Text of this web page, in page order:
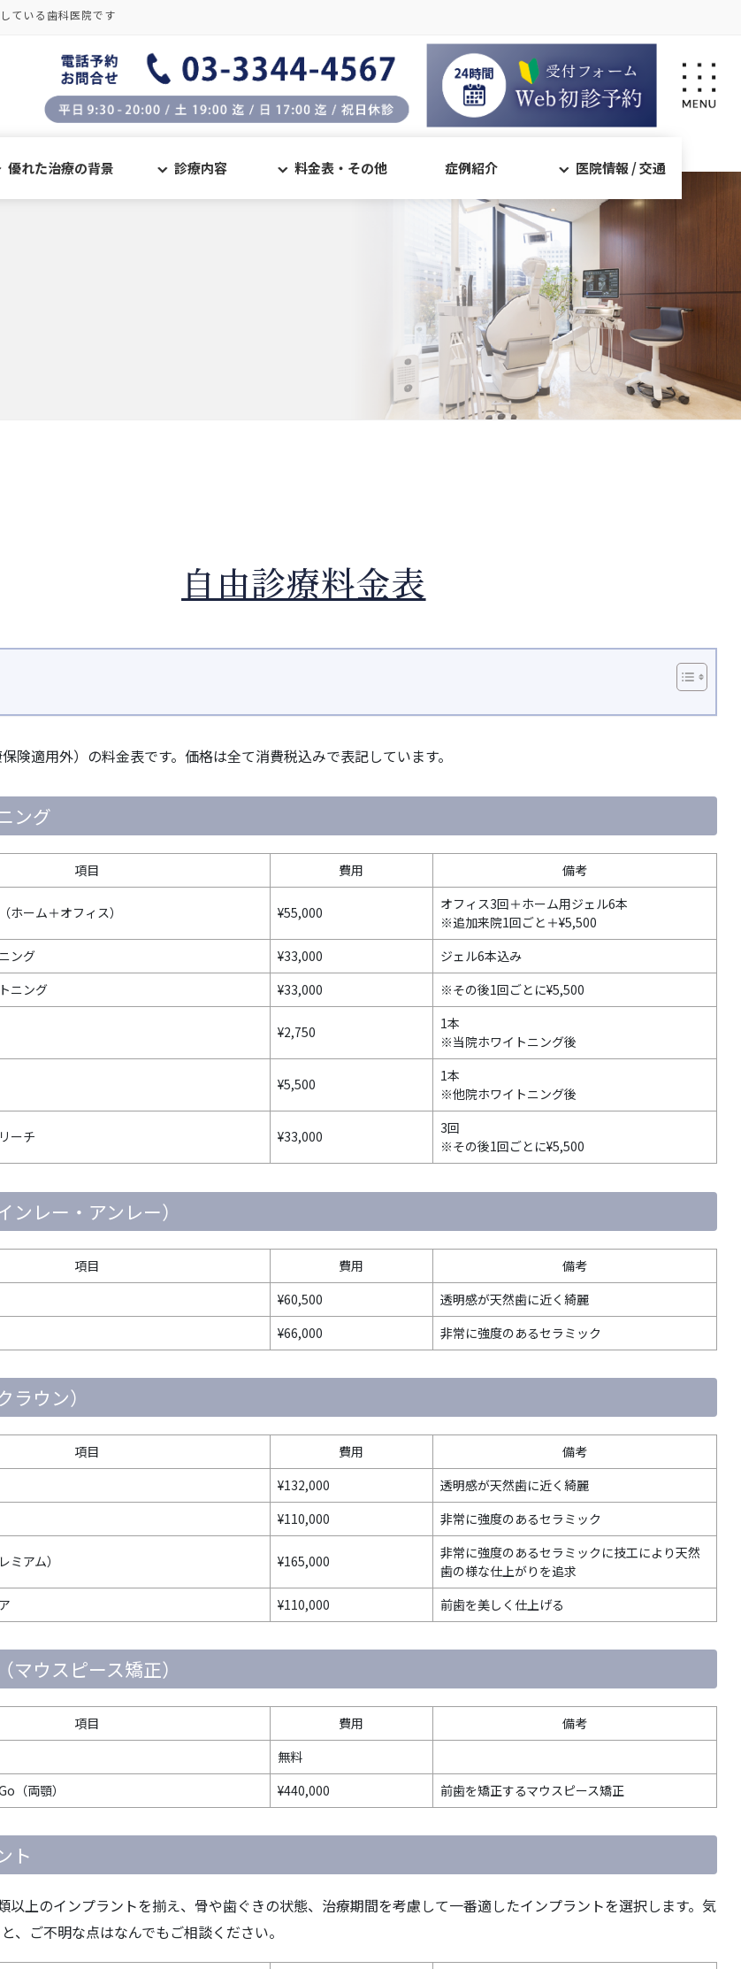
ている歯科医院です
優れた治療の背景 診療内容 料金表・その他 症例紹介 医院情報 / 交通
自由診療料金表
険適用外）の料金表です。価格は全て消費税込みで表記しています。
ング
項目 費用 備考
ホーム＋オフィス） ¥55,000
オフィス3回＋ホーム用ジェル6本
※追加来院1回ごと＋¥5,500
ング
¥33,000
ジェル6本込み
ニング
¥33,000 ※その後1回ごとに¥5,500
¥2,750
1本
※当院ホワイトニング後
¥5,500
1本
※他院ホワイトニング後
ーチ ¥33,000
3回
※その後1回ごとに¥5,500
ンレー・アンレー）
項目 費用
備考
¥60,500
透明感が天然歯に近く綺麗
¥66,000 非常に強度のあるセラミック
ラウン）
項目 費用
備考
¥132,000
透明感が天然歯に近く綺麗
¥110,000 非常に強度のあるセラミック
ミアム） ¥165,000
非常に強度のあるセラミックに技工により天然
歯の様な仕上がりを追求
¥110,000 前歯を美しく仕上げる
マウスピース矯正）
項目 費用
備考
無料
（両顎）
¥440,000 前歯を矯正するマウスピース矯正
ト
以上のインプラントを揃え、骨や歯ぐきの状態、治療期間を考慮して一番適したインプラントを選択します。気
、ご不明な点はなんでもご相談ください。